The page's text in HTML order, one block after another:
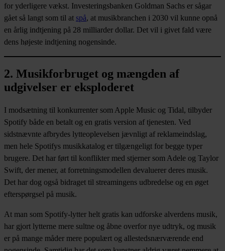
for yderligere vækst. Investeringsbanken Goldman Sachs er sågar
gået så langt som til at spå, at musikbranchen i 2030 vil kunne opnå
en årlig indtjening på 28 milliarder dollar. Det vil i givet fald være
dens højeste indtjening nogensinde.
2. Musikforbruget og mængden af
udgivelser er eksploderet
I modsætning til konkurrenter som Apple Music og Tidal, tilbyder
Spotify både en betalt og en gratis version af tjenesten. Ved
sidstnævnte afbrydes lytteoplevelsen jævnligt af reklameindslag,
men hele Spotifys musikkatalog er tilgængeligt for begge typer
brugere. Det har ført til konflikter med stjerner som Adele og Taylor
Swift, der mener, at forretningsmodellen devaluerer deres musik.
Det har dog også bidraget til streamingens udbredelse og en øget
efterspørgsel på musik.
At man som Spotify-lytter helt gratis kan udforske alverdens musik,
har gjort lytterne mere sultne og åbne overfor nye udtryk, og musik
er på mange måder mere populært og allestedsnærværende end